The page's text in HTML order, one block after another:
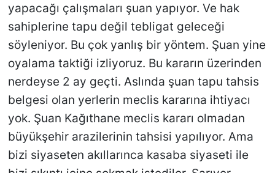
yapacağı çalışmaları şuan yapıyor. Ve hak
sahiplerine tapu değil tebligat geleceği
söyleniyor. Bu çok yanlış bir yöntem. Şuan yine
oyalama taktiği izliyoruz. Bu kararın üzerinden
nerdeyse 2 ay geçti. Aslında şuan tapu tahsis
belgesi olan yerlerin meclis kararına ihtiyacı
yok. Şuan Kağıthane meclis kararı olmadan
büyükşehir arazilerinin tahsisi yapılıyor. Ama
bizi siyaseten akıllarınca kasaba siyaseti ile